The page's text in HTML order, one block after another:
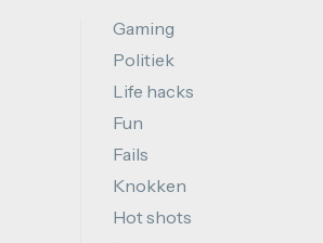
Gaming
Politiek
Life hacks
Fun
Fails
Knokken
Hot shots